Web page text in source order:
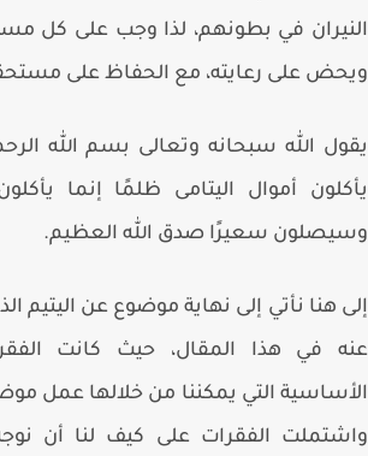
في بطونهم، لذا وجب على كل مسلم
على رعايته، مع الحفاظ على
الله سبحانه وتعالى بسم الله
أموال اليتامى ظلمًا إنما
سعيرًا صدق الله العظيم.
هنا نأتي إلى نهاية موضوع عن اليتيم
في هذا المقال، حيث كانت الفقرات
التي يمكننا من خلالها عمل
الفقرات على كيف لنا أن نوجه